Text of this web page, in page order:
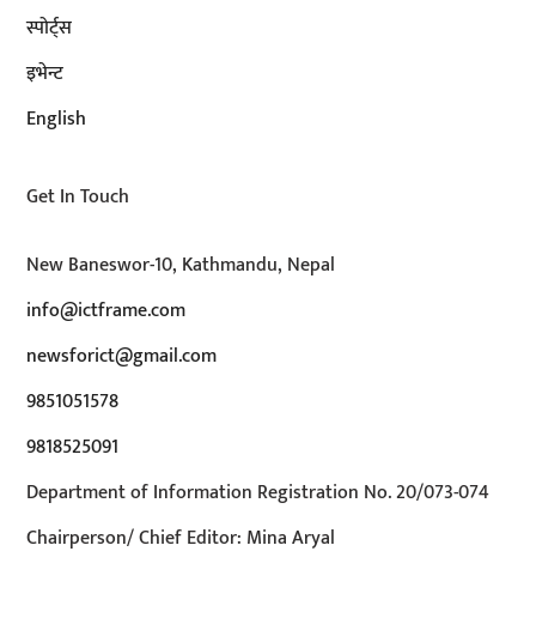
स्पोर्ट्स
इभेन्ट
English
Get In Touch
New Baneswor-10, Kathmandu, Nepal
info@ictframe.com
newsforict@gmail.com
9851051578
9818525091
Department of Information Registration No. 20/073-074
Chairperson/ Chief Editor: Mina Aryal